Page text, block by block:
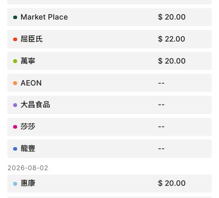
$ 20.00
$ 22.00
$ 20.00
--
--
--
--
$ 20.00